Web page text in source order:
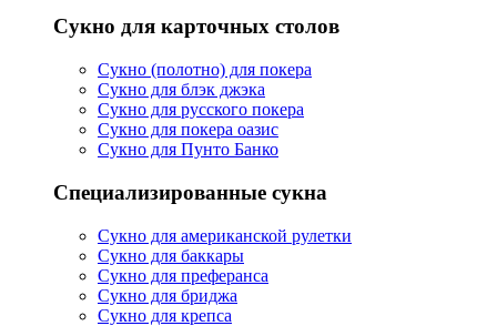
Сукно для карточных столов
Сукно (полотно) для покера
Сукно для блэк джэка
Сукно для русского покера
Сукно для покера оазис
Сукно для Пунто Банко
Специализированные сукна
Сукно для американской рулетки
Сукно для баккары
Сукно для преферанса
Сукно для бриджа
Сукно для крепса